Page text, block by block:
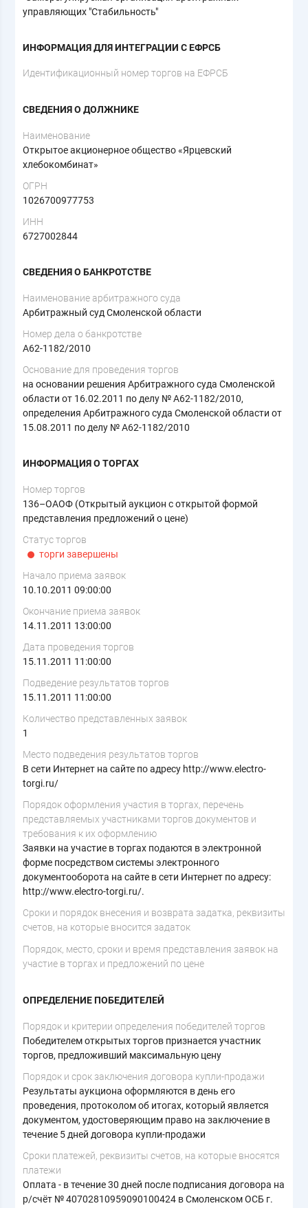
управляющих "Стабильность"
ИНФОРМАЦИЯ ДЛЯ ИНТЕГРАЦИИ С ЕФРСБ
Идентификационный номер торгов на ЕФРСБ
СВЕДЕНИЯ О ДОЛЖНИКЕ
Наименование
Открытое акционерное общество «Ярцевский
хлебокомбинат»
ОГРН
1026700977753
ИНН
6727002844
СВЕДЕНИЯ О БАНКРОТСТВЕ
Наименование арбитражного суда
Арбитражный суд Смоленской области
Номер дела о банкротстве
А62-1182/2010
Основание для проведения торгов
на основании решения Арбитражного суда Смоленской
области от 16.02.2011 по делу № А62-1182/2010,
определения Арбитражного суда Смоленской области от
15.08.2011 по делу № А62-1182/2010
ИНФОРМАЦИЯ О ТОРГАХ
Номер торгов
136–ОАОФ (Открытый аукцион с открытой формой
представления предложений о цене)
Статус торгов
торги завершены
Начало приема заявок
10.10.2011 09:00:00
Окончание приема заявок
14.11.2011 13:00:00
Дата проведения торгов
15.11.2011 11:00:00
Подведение результатов торгов
15.11.2011 11:00:00
Количество представленных заявок
1
Место подведения результатов торгов
В сети Интернет на сайте по адресу http://www.electro-
torgi.ru/
Порядок оформления участия в торгах, перечень
представляемых участниками торгов документов и
требования к их оформлению
Заявки на участие в торгах подаются в электронной
форме посредством системы электронного
документооборота на сайте в сети Интернет по адресу:
http://www.electro-torgi.ru/.
Cроки и порядок внесения и возврата задатка, реквизиты
счетов, на которые вносится задаток
Порядок, место, сроки и время представления заявок на
участие в торгах и предложений по цене
ОПРЕДЕЛЕНИЕ ПОБЕДИТЕЛЕЙ
Порядок и критерии определения победителей торгов
Победителем открытых торгов признается участник
торгов, предложивший максимальную цену
Порядок и срок заключения договора купли-продажи
Результаты аукциона оформляются в день его
проведения, протоколом об итогах, который является
документом, удостоверяющим право на заключение в
течение 5 дней договора купли-продажи
Сроки платежей, реквизиты счетов, на которые вносятся
платежи
Оплата - в течение 30 дней после подписания договора на
р/счёт № 40702810959090100424 в Смоленском ОСБ г.